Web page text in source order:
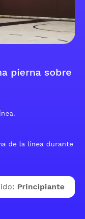
pierna sobre
de la línea durante
Principiante